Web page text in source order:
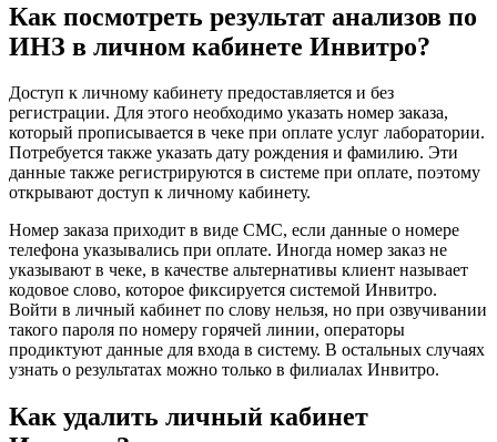
Как посмотреть результат анализов по
ИНЗ в личном кабинете Инвитро?
Доступ к личному кабинету предоставляется и без
регистрации. Для этого необходимо указать номер заказа,
который прописывается в чеке при оплате услуг лаборатории.
Потребуется также указать дату рождения и фамилию. Эти
данные также регистрируются в системе при оплате, поэтому
открывают доступ к личному кабинету.
Номер заказа приходит в виде СМС, если данные о номере
телефона указывались при оплате. Иногда номер заказ не
указывают в чеке, в качестве альтернативы клиент называет
кодовое слово, которое фиксируется системой Инвитро.
Войти в личный кабинет по слову нельзя, но при озвучивании
такого пароля по номеру горячей линии, операторы
продиктуют данные для входа в систему. В остальных случаях
узнать о результатах можно только в филиалах Инвитро.
Как удалить личный кабинет